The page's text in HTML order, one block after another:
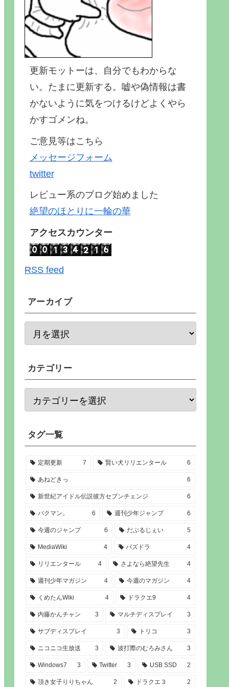
更新モットーは、自分でもわからな
い。たまに更新する。嘘や偽情報は書
かないように気をつけるけどよくやら
かすゴメンね。
ご意見等はこちら
メッセージフォーム
twitter
レビュー系のブログ始めました
絶望のほとりに一輪の華
アクセスカウンター
RSS feed
アーカイブ
カテゴリー
タグ一覧
定期更新 7 賢い犬リリエンタール 6
あねどきっ 6
新世紀アイドル伝説彼方セブンチェンジ 6
バクマン。 6 週刊少年ジャンプ 6
今週のジャンプ 6 だぶるじぇい 5
MediaWiki 4 パズドラ 4
リリエンタール 4 さよなら絶望先生 4
週刊少年マガジン 4 今週のマガジン 4
くめたんWiki 4 ドラクエ9 4
内藤かんチャン 3 マルチディスプレイ 3
サブディスプレイ 3 トリコ 3
ニコニコ生放送 3 波打際のむろみさん 3
Windows7 3 Twitter 3 USB SSD 2
頂き女子りりちゃん 2 ドラクエ３ 2